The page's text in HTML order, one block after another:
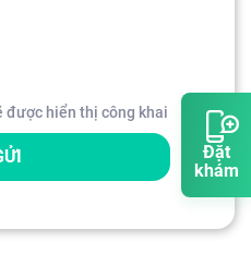
Đặt
khám
được hiển thị công khai